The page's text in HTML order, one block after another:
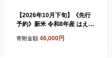
【2026年10月下旬】《先行
予約》新米 令和8年産 はえぬ
河江川育ち 山形産はえぬき
寄附金額 46,000円